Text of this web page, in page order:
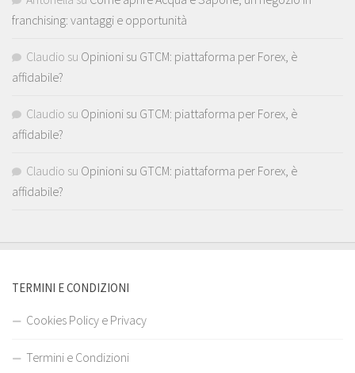
franchising: vantaggi e opportunità
Claudio su Opinioni su GTCM: piattaforma per Forex, è
affidabile?
Claudio su Opinioni su GTCM: piattaforma per Forex, è
affidabile?
Claudio su Opinioni su GTCM: piattaforma per Forex, è
affidabile?
TERMINI E CONDIZIONI
Cookies Policy e Privacy
Termini e Condizioni